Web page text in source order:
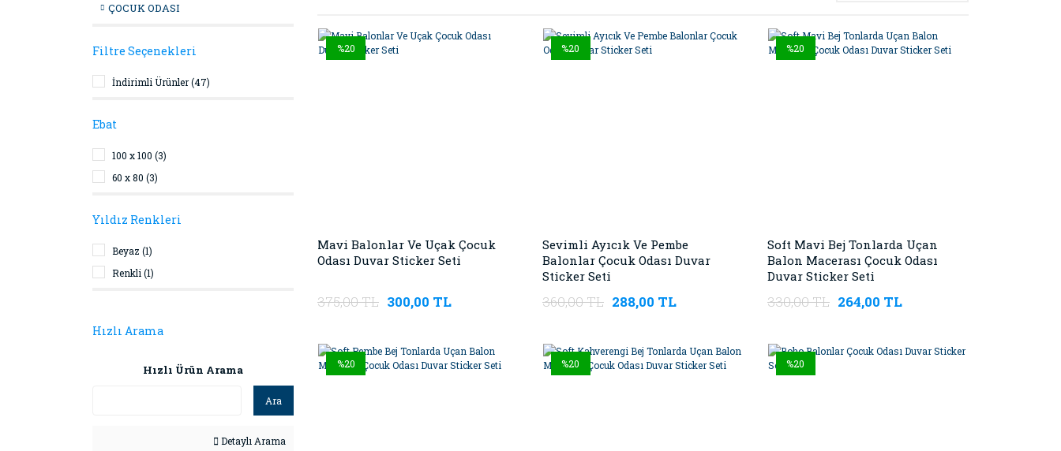
ÇOCUK ODASI
Filtre Seçenekleri
İndirimli Ürünler (47)
Ebat
100 x 100 (3)
60 x 80 (3)
Yıldız Renkleri
Beyaz (1)
Renkli (1)
Hızlı Arama
Hızlı Ürün Arama
Ara
Detaylı Arama
%20
Mavi Balonlar Ve Uçak Çocuk
Odası Duvar Sticker Seti
375,00 TL 300,00 TL
%20
Sevimli Ayıcık Ve Pembe
Balonlar Çocuk Odası Duvar
Sticker Seti
360,00 TL 288,00 TL
%20
Soft Mavi Bej Tonlarda Uçan
Balon Macerası Çocuk Odası
Duvar Sticker Seti
330,00 TL 264,00 TL
%20 %20 %20